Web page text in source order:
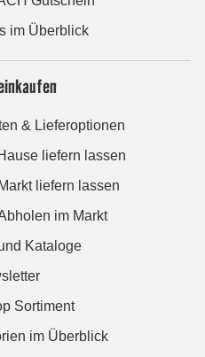
im Überblick
& Lieferoptionen
liefern lassen
liefern lassen
im Markt
Kataloge
Sortiment
im Überblick